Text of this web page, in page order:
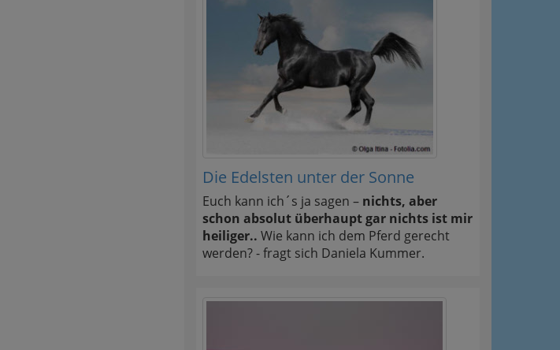
Die Edelsten unter der Sonne
Euch kann ich´s ja sagen – nichts, aber
schon absolut überhaupt gar nichts ist mir
heiliger.. Wie kann ich dem Pferd gerecht
werden? - fragt sich Daniela Kummer.